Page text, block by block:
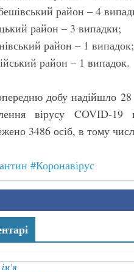
район – 4
район – 3 випадки;
район – 1 випадок;
район – 1 випадок.
добу надійшло
вірусу COVID-19
3486 осіб, в тому
#Коронавірус